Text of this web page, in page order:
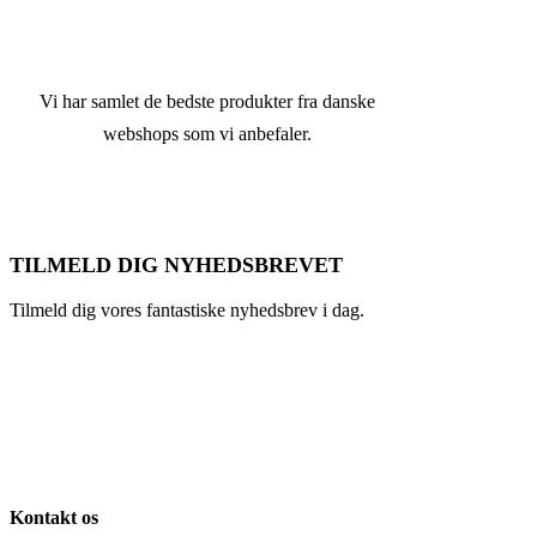
Vi har samlet de bedste produkter fra danske
webshops som vi anbefaler.
TILMELD DIG NYHEDSBREVET
Tilmeld dig vores fantastiske nyhedsbrev i dag.
Kontakt os